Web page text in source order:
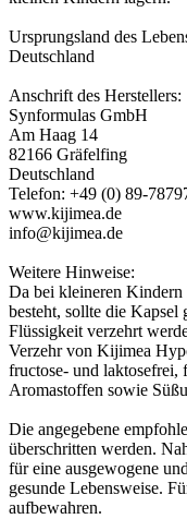
Ursprungsland des
Deutschland
Anschrift des Herstellers:
Synformulas GmbH
Am Haag 14
82166 Gräfelfing
Deutschland
Telefon: +49 (0) 89-
www.kijimea.de
info@kijimea.de
Weitere Hinweise:
Da bei kleineren Kindern
besteht, sollte die
Flüssigkeit verzehrt
Verzehr von Kijimea
fructose- und laktosefrei,
Aromastoffen sowie
Die angegebene
überschritten werden.
für eine ausgewogene
gesunde Lebensweise.
aufbewahren.